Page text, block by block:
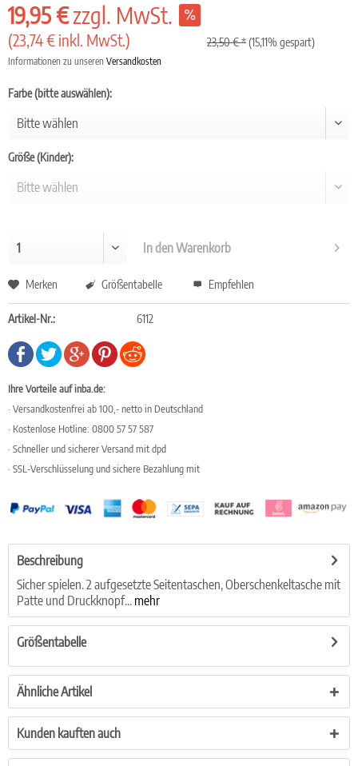
19,95 €zzgl. MwSt.
(23,74 € inkl. MwSt.) 23,50 € *(15,11% gespart)
Informationen zu unseren Versandkosten
Farbe (bitte auswählen):
Größe (Kinder):
In denWarenkorb
Größentabelle
Merken Empfehlen
Artikel-Nr.: 6112
Ihre Vorteile auf inba.de:
· Versandkostenfrei ab 100,- netto in Deutschland
· Kostenlose Hotline: 0800 57 57 587
· Schneller und sicherer Versand mit dpd
· SSL-Verschlüsselung und sichere Bezahlung mit
Beschreibung
Sicher spielen. 2 aufgesetzte Seitentaschen, Oberschenkeltasche mit
Patte und Druckknopf... mehr
Größentabelle
Ähnliche Artikel
Kunden kauften auch